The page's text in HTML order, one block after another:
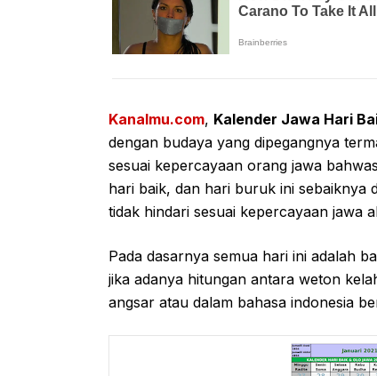
Kanalmu.com, Kalender Jawa Hari
dengan budaya yang dipegangnya
sesuai kepercayaan orang jawa
hari baik, dan hari buruk ini sebaiknya
tidak hindari sesuai kepercayaan jawa
Pada dasarnya semua hari ini adalah
jika adanya hitungan antara weton
angsar atau dalam bahasa indonesia